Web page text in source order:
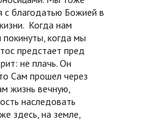
с благодатью Божией в
Когда нам
когда мы
предстает пред
не плачь. Он
Сам прошел через
жизнь вечную,
наследовать
здесь, на земле,